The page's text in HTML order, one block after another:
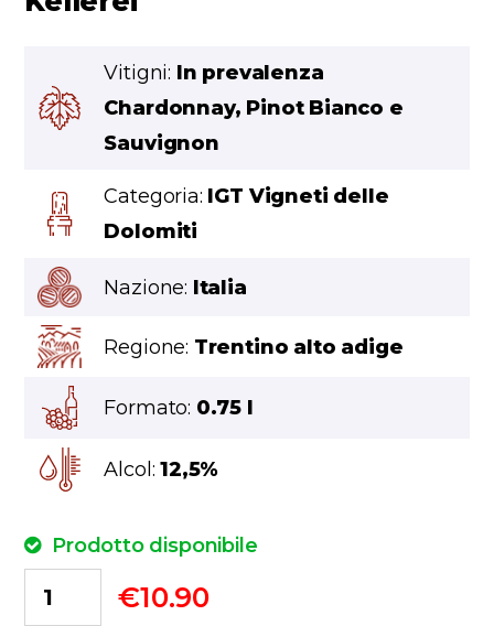
Vitigni: In prevalenza
Chardonnay, Pinot Bianco e
Sauvignon
Categoria: IGT Vigneti delle
Dolomiti
Nazione: Italia
Regione: Trentino alto adige
Formato: 0.75 l
Alcol:12,5%
Prodotto disponibile
€10.90